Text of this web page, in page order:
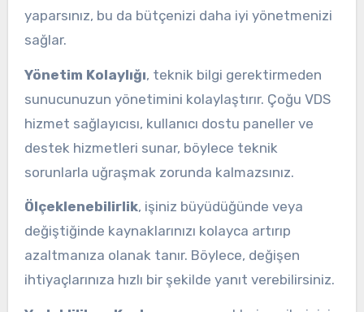
yaparsınız, bu da bütçenizi daha iyi yönetmenizi
sağlar.
Yönetim Kolaylığı, teknik bilgi gerektirmeden
sunucunuzun yönetimini kolaylaştırır. Çoğu VDS
hizmet sağlayıcısı, kullanıcı dostu paneller ve
destek hizmetleri sunar, böylece teknik
sorunlarla uğraşmak zorunda kalmazsınız.
Ölçeklenebilirlik, işiniz büyüdüğünde veya
değiştiğinde kaynaklarınızı kolayca artırıp
azaltmanıza olanak tanır. Böylece, değişen
ihtiyaçlarınıza hızlı bir şekilde yanıt verebilirsiniz.